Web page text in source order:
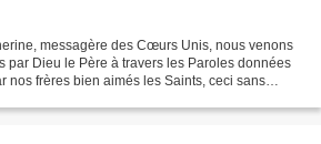
messagère des Cœurs Unis, nous venons
par Dieu le Père à travers les Paroles données
nos frères bien aimés les Saints, ceci sans